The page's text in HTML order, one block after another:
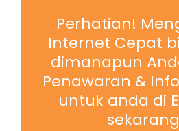
Perhatian!
Internet Cepat
dimanapun
Penawaran &
untuk anda di